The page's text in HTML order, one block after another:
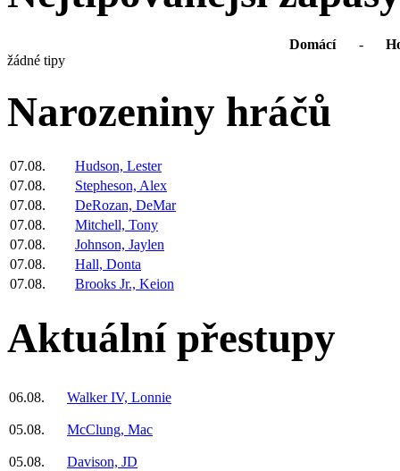
Domácí -
žádné tipy
Narozeniny hráčů
07.08.
Hudson, Lester
07.08.
Stepheson, Alex
07.08.
DeRozan, DeMar
07.08.
Mitchell, Tony
07.08.
Johnson, Jaylen
07.08.
Hall, Donta
07.08.
Brooks Jr., Keion
Aktuální přestupy
06.08. Walker IV, Lonnie
05.08. McClung, Mac
05.08. Davison, JD